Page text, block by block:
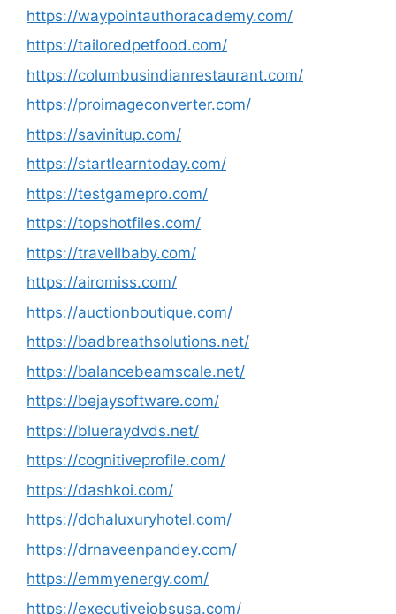
https://waypointauthoracademy.com/
https://tailoredpetfood.com/
https://columbusindianrestaurant.com/
https://proimageconverter.com/
https://savinitup.com/
https://startlearntoday.com/
https://testgamepro.com/
https://topshotfiles.com/
https://travellbaby.com/
https://airomiss.com/
https://auctionboutique.com/
https://badbreathsolutions.net/
https://balancebeamscale.net/
https://bejaysoftware.com/
https://blueraydvds.net/
https://cognitiveprofile.com/
https://dashkoi.com/
https://dohaluxuryhotel.com/
https://drnaveenpandey.com/
https://emmyenergy.com/
https://executivejobsusa.com/